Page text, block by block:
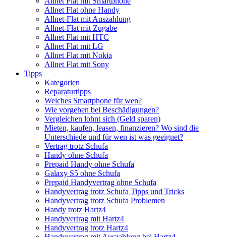
Allnet Flat ohne Handy
Allnet-Flat mit Auszahlung
Allnet-Flat mit Zugabe
Allnet Flat mit HTC
Allnet Flat mit LG
Allnet Flat mit Nokia
Allnet Flat mit Sony
Tipps
Kategorien
Reparaturtipps
Welches Smartphone für wen?
Wie vorgehen bei Beschädigungen?
Vergleichen lohnt sich (Geld sparen)
Mieten, kaufen, leasen, finanzieren? Wo sind die
Unterschiede und für wen ist was geeignet?
Vertrag trotz Schufa
Handy ohne Schufa
Prepaid Handy ohne Schufa
Galaxy S5 ohne Schufa
Prepaid Handyvertrag ohne Schufa
Handyvertrag trotz Schufa Tipps und Tricks
Handyvertrag trotz Schufa Problemen
Handy trotz Hartz4
Handyvertrag mit Hartz4
Handyvertrag trotz Hartz4